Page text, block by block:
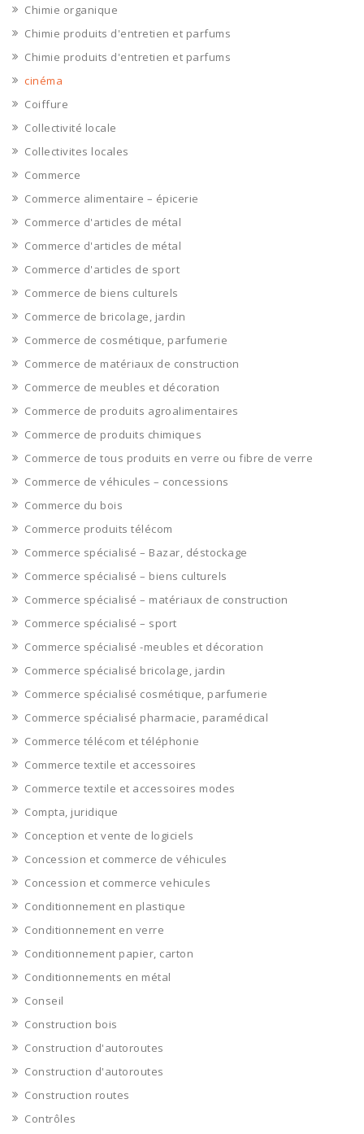
Chimie organique
Chimie produits d'entretien et parfums
Chimie produits d'entretien et parfums
cinéma
Coiffure
Collectivité locale
Collectivites locales
Commerce
Commerce alimentaire – épicerie
Commerce d'articles de métal
Commerce d'articles de métal
Commerce d'articles de sport
Commerce de biens culturels
Commerce de bricolage, jardin
Commerce de cosmétique, parfumerie
Commerce de matériaux de construction
Commerce de meubles et décoration
Commerce de produits agroalimentaires
Commerce de produits chimiques
Commerce de tous produits en verre ou fibre de verre
Commerce de véhicules – concessions
Commerce du bois
Commerce produits télécom
Commerce spécialisé – Bazar, déstockage
Commerce spécialisé – biens culturels
Commerce spécialisé – matériaux de construction
Commerce spécialisé – sport
Commerce spécialisé -meubles et décoration
Commerce spécialisé bricolage, jardin
Commerce spécialisé cosmétique, parfumerie
Commerce spécialisé pharmacie, paramédical
Commerce télécom et téléphonie
Commerce textile et accessoires
Commerce textile et accessoires modes
Compta, juridique
Conception et vente de logiciels
Concession et commerce de véhicules
Concession et commerce vehicules
Conditionnement en plastique
Conditionnement en verre
Conditionnement papier, carton
Conditionnements en métal
Conseil
Construction bois
Construction d'autoroutes
Construction d'autoroutes
Construction routes
Contrôles